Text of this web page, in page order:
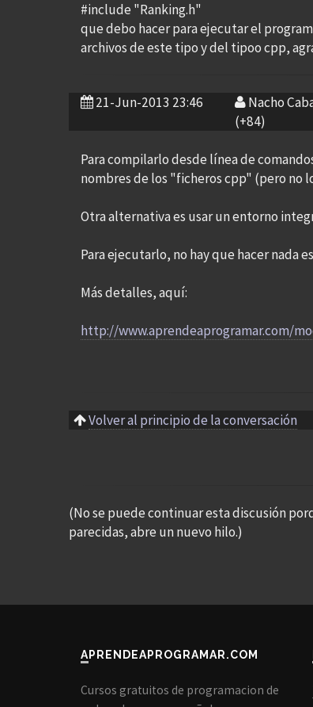
#include "Ranking.h"
que debo hacer para ejecutar el
archivos de este tipo y del tipoo cpp,
21-Jun-2013 23:46
Nacho
(+84)
Para compilarlo desde línea de
nombres de los "ficheros cpp" (pero no
Otra alternativa es usar un entorno
Para ejecutarlo, no hay que hacer nada
Más detalles, aquí:
http://www.aprendeaprogramar.com/
Volver al principio de la conversación
(No se puede continuar esta discusión
parecidas, abre un nuevo hilo.)
APRENDEAPROGRAMAR.COM
Cursos gratuitos de programacion de